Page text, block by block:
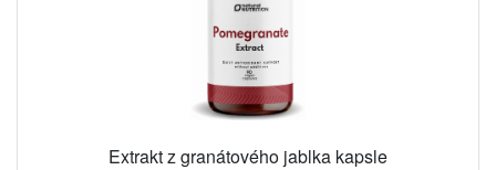
Extrakt z granátového jablka kapsle